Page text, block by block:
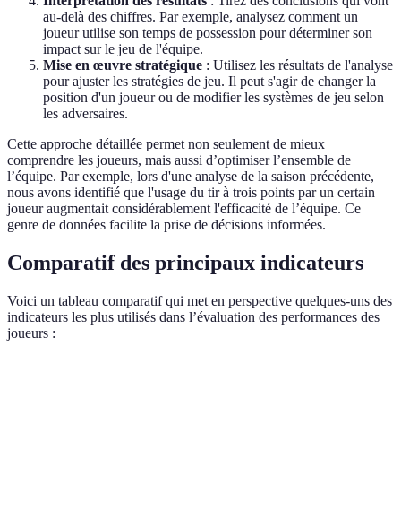
au-delà des chiffres. Par exemple, analysez comment un
joueur utilise son temps de possession pour déterminer son
impact sur le jeu de l'équipe.
Mise en œuvre stratégique : Utilisez les résultats de l'analyse
pour ajuster les stratégies de jeu. Il peut s'agir de changer la
position d'un joueur ou de modifier les systèmes de jeu selon
les adversaires.
Cette approche détaillée permet non seulement de mieux
comprendre les joueurs, mais aussi d’optimiser l’ensemble de
l’équipe. Par exemple, lors d'une analyse de la saison précédente,
nous avons identifié que l'usage du tir à trois points par un certain
joueur augmentait considérablement l'efficacité de l’équipe. Ce
genre de données facilite la prise de décisions informées.
Comparatif des principaux indicateurs
Voici un tableau comparatif qui met en perspective quelques-uns des
indicateurs les plus utilisés dans l’évaluation des performances des
joueurs :